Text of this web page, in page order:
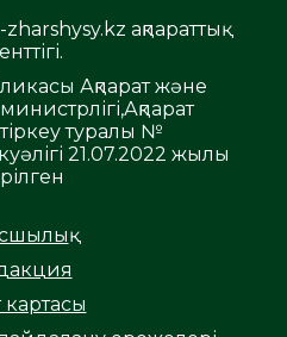
ақпараттық
Ақпарат және
туралы №
21.07.2022 жылы
картасы